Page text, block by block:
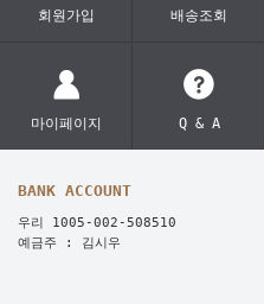
회원가입 배송조회
마이페이지 Q & A
BANK ACCOUNT
우리 1005-002-508510
예금주 : 김시우